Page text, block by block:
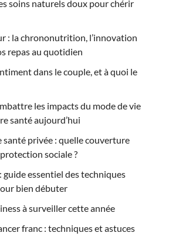
soins naturels doux pour chérir
: la chrononutrition, l’innovation
repas au quotidien
dans le couple, et à quoi le
les impacts du mode de vie
santé aujourd’hui
santé privée : quelle couverture
sociale ?
guide essentiel des techniques
bien débuter
à surveiller cette année
franc : techniques et astuces